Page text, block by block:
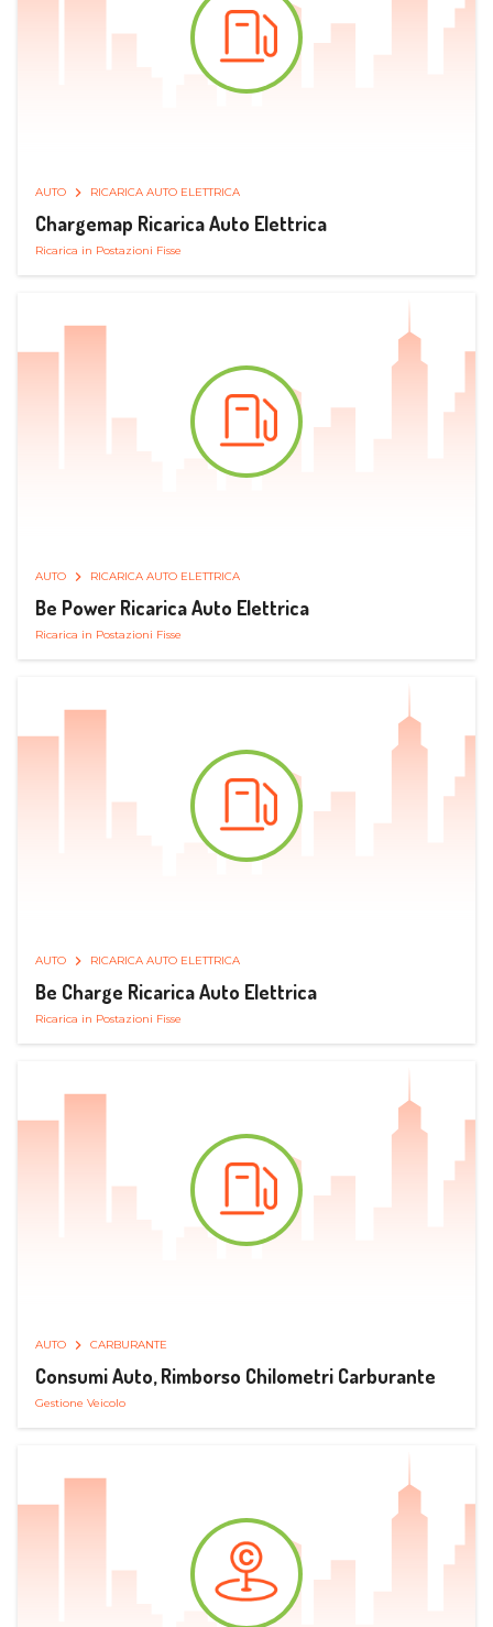
AUTO RICARICA AUTO ELETTRICA
Chargemap Ricarica Auto Elettrica
Ricarica in Postazioni Fisse
AUTO RICARICA AUTO ELETTRICA
Be Power Ricarica Auto Elettrica
Ricarica in Postazioni Fisse
AUTO RICARICA AUTO ELETTRICA
Be Charge Ricarica Auto Elettrica
Ricarica in Postazioni Fisse
AUTO CARBURANTE
Consumi Auto, Rimborso Chilometri Carburante
Gestione Veicolo